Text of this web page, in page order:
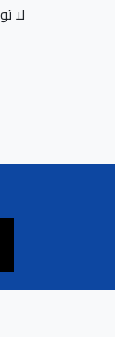
لا